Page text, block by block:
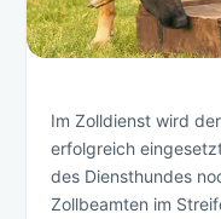
Im Zolldienst wird
erfolgreich
des Diensthundes
Zollbeamten im